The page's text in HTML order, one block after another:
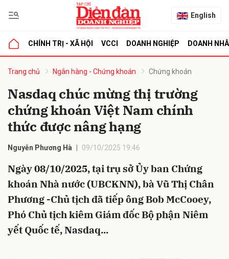
English
CHÍNH TRỊ - XÃ HỘI VCCI DOANH NGHIỆP DOANH
Trang chủ Ngân hàng - Chứng khoán Chứng khoán
Nasdaq chúc mừng thị trường
chứng khoán Việt Nam chính
thức được nâng hạng
Nguyễn Phương Hà 09/10/2025 19:46
Ngày 08/10/2025, tại trụ sở Ủy ban Chứng
khoán Nhà nước (UBCKNN), bà Vũ Thị Chân
Phương -Chủ tịch đã tiếp ông Bob McCooey,
Phó Chủ tịch kiêm Giám đốc Bộ phận Niêm
yết Quốc tế, Nasdaq...
luận
Hủy